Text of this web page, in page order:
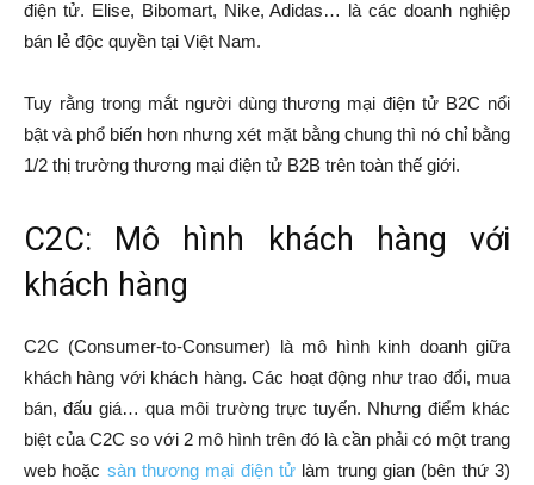
điện tử. Elise, Bibomart, Nike, Adidas… là các doanh nghiệp
bán lẻ độc quyền tại Việt Nam.
Tuy rằng trong mắt người dùng thương mại điện tử B2C nổi
bật và phổ biến hơn nhưng xét mặt bằng chung thì nó chỉ bằng
1/2 thị trường thương mại điện tử B2B trên toàn thế giới.
C2C: Mô hình khách hàng với
khách hàng
C2C (Consumer-to-Consumer) là mô hình kinh doanh giữa
khách hàng với khách hàng. Các hoạt động như trao đổi, mua
bán, đấu giá… qua môi trường trực tuyến. Nhưng điểm khác
biệt của C2C so với 2 mô hình trên đó là cần phải có một trang
web hoặc sàn thương mại điện tử làm trung gian (bên thứ 3)